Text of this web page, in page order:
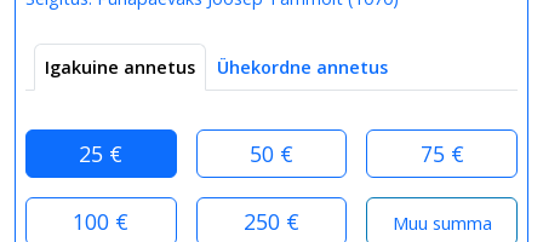
Igakuine annetus Ühekordne annetus
25 € 50 € 75 €
100 € 250 €